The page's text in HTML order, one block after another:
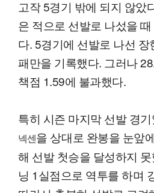
고작 5경기 밖에 되지 않았
은 적으로 선발로 나섰을
다. 5경기에 선발로 나선 장
패만을 기록했다. 그러나
책점 1.59에 불과했다.
특히 시즌 마지막 선발 경
넥센을 상대로 완봉을 눈앞
해 선발 첫승을 달성하지
닝 1실점으로 역투를 하며